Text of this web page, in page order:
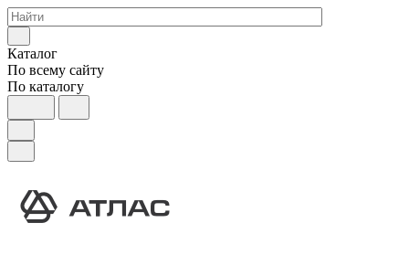
Каталог
По всему сайту
По каталогу